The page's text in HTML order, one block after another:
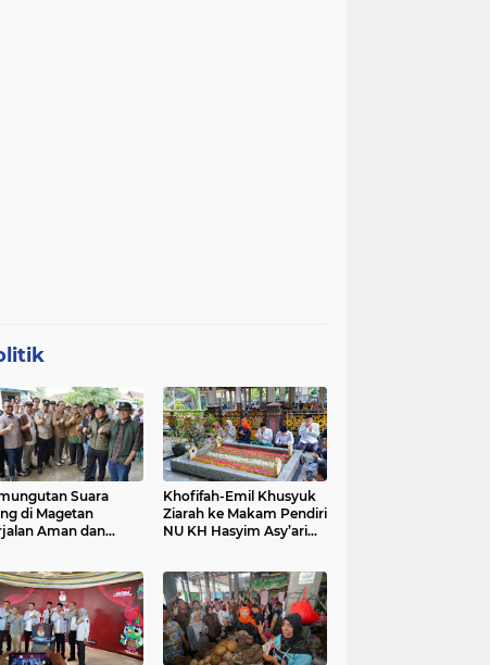
Suara
di Magetan
Aman dan
Khofifah-Emil Khusyuk
Ziarah ke Makam Pendiri
NU KH Hasyim Asy’ari